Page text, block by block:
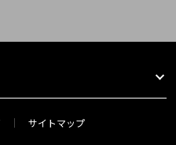
サイトマップ